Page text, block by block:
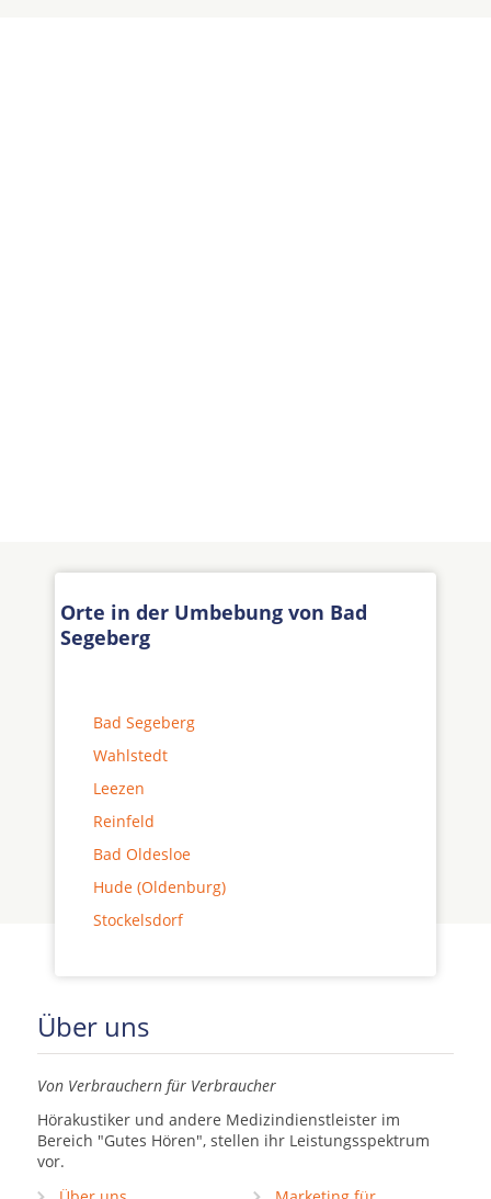
Orte in der Umbebung von Bad
Segeberg
Bad Segeberg
Wahlstedt
Leezen
Reinfeld
Bad Oldesloe
Hude (Oldenburg)
Stockelsdorf
Über uns
Von Verbrauchern für Verbraucher
Hörakustiker und andere Medizindienstleister im
Bereich "Gutes Hören", stellen ihr Leistungsspektrum
vor.